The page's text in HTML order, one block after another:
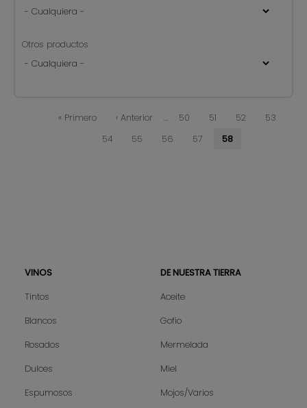
Otros productos
Paginación
Primera
« Primero
Página
‹ Anterior … Página
50 Página
51 Página
52 Página
53
Página
54 Página
55 Página
56 Página
57
Página
58
Sitemap
VINOS
Tintos
Blancos
Rosados
Dulces
Espumosos
DE NUESTRA TIERRA
Aceite
Gofio
Mermelada
Miel
Mojos/Varios